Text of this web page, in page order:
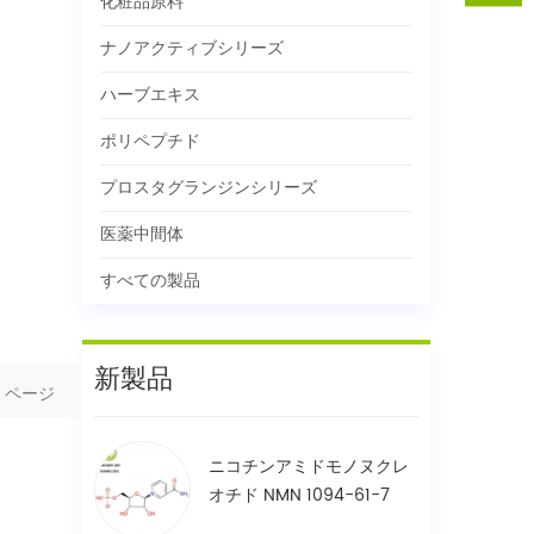
ナノアクティブシリーズ
ハーブエキス
ポリペプチド
プロスタグランジンシリーズ
医薬中間体
すべての製品
新製品
ニコチンアミドモノヌクレ
オチド NMN 1094-61-7
ページ